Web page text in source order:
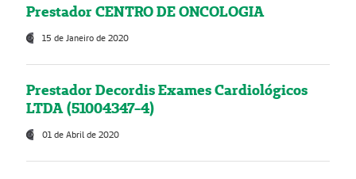
Prestador CENTRO DE ONCOLOGIA
15 de Janeiro de 2020
Prestador Decordis Exames Cardiológicos
LTDA (51004347-4)
01 de Abril de 2020